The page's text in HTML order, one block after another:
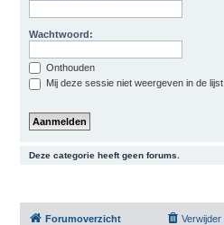
Wachtwoord:
Onthouden
Mij deze sessie niet weergeven in de
Deze categorie heeft geen forums.
Forumoverzicht